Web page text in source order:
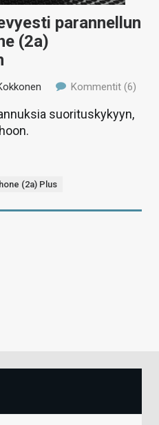
parannellun
(2a)
Kommentit (6)
suorituskykyyn,
(2a) Plus